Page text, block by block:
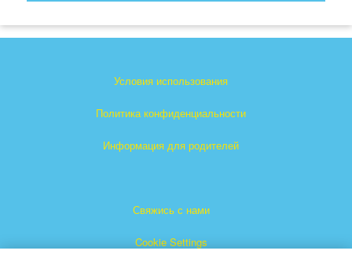
Условия использования
Политика конфиденциальности
Информация для родителей
Свяжись с нами
Cookie Settings